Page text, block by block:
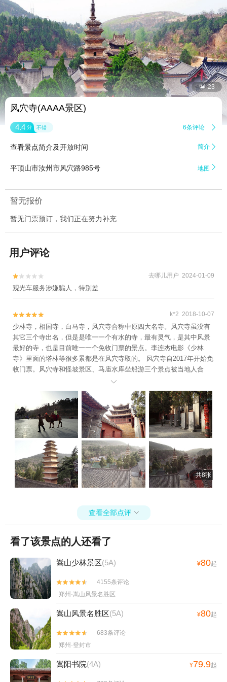
 23
风穴寺(AAAA景区)
4.4 分 不错 6条评论 
查看景点简介及开放时间 简介 
平顶山市汝州市风穴路985号 地图 
暂无报价
暂无门票预订，我们正在努力补充
用户评论

 去哪儿用户 2024-01-09
观光车服务涉嫌骗人，特別差

 k*2 2018-10-07
少林寺，相国寺，白马寺，风穴寺合称中原四大名寺。风穴寺虽没有
其它三个寺出名，但是是唯一一个有水的寺，最有灵气，是其中风景
最好的寺，也是目前唯一一个免收门票的景点。李连杰电影《少林
寺》里面的塔林等很多景都是在风穴寺取的。 风穴寺自2017年开始免
收门票。风穴寺和怪坡景区、马庙水库坐船游三个景点被当地人合
称“风马怪”一日游，是周末小游的一个绝佳去处。

共8张
查看全部点评 
看了该景点的人还看了
嵩山少林景区(5A) ¥80起


4155条评论
郑州·嵩山风景名胜区
嵩山风景名胜区(5A) ¥80起


683条评论
郑州·登封市
嵩阳书院(4A) ¥79.9起
